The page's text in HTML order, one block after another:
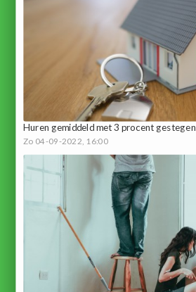
Huren gemiddeld met 3 procent gestegen
Zo 04-09-2022, 16:00